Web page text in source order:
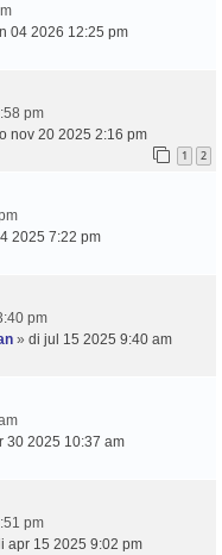
04 2026 12:25 pm
pm
nov 20 2025 2:16 pm
1 2
2025 7:22 pm
pm
» di jul 15 2025 9:40 am
30 2025 10:37 am
pm
apr 15 2025 9:02 pm